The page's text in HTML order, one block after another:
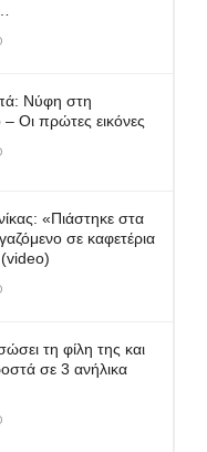
Νύφη στη
Οι πρώτες εικόνες
«Πιάστηκε στα
σε καφετέρια
τη φίλη της και
σε 3 ανήλικα